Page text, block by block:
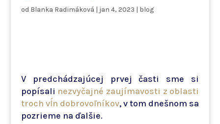
od Blanka Radimáková | jan 4, 2023 | blog
V predchádzajúcej prvej časti sme si
popísali nezvyčajné zaujímavosti z oblasti
troch vĺn dobrovoľníkov, v tom dnešnom sa
pozrieme na ďalšie.